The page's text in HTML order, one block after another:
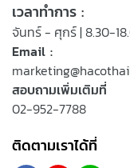
เวลาทำการ :
จันทร์ - ศุกร์ | 8.30-
Email :
สอบถามเพิ่มเติมที่
02-952-7788
ติดตามเราได้ที่